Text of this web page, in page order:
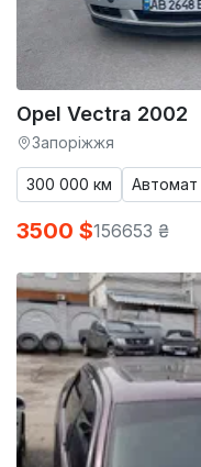
Opel Vectra 2002
Запоріжжя
300 000 км Автомат
3500 $156653 ₴